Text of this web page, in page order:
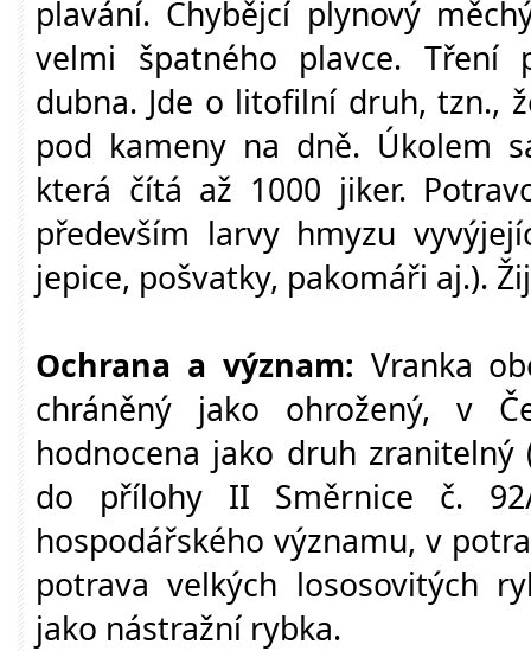
plavání. Chybějcí plynový
velmi špatného plavce. Tření
dubna. Jde o litofilní druh, tzn.,
pod kameny na dně. Úkolem
která čítá až 1000 jiker.
především larvy hmyzu
jepice, pošvatky, pakomáři aj.).
Ochrana a význam: Vranka
chráněný jako ohrožený, v
hodnocena jako druh zranitelný
do přílohy II Směrnice č.
hospodářského významu, v
potrava velkých lososovitých
jako nástražní rybka.